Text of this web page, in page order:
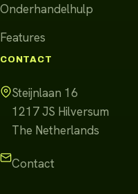
Onderhandelhulp
Features
CONTACT
Steijnlaan 16
1217 JS Hilversum
The Netherlands
Contact